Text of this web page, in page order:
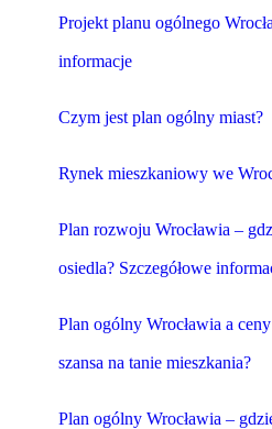
Projekt planu ogólnego
informacje
Czym jest plan ogólny miast?
Rynek mieszkaniowy we
Plan rozwoju Wrocławia –
osiedla? Szczegółowe
Plan ogólny Wrocławia a
szansa na tanie mieszkania?
Plan ogólny Wrocławia –